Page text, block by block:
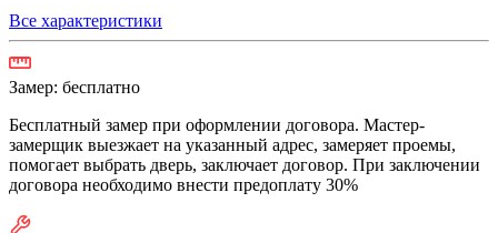
Все характеристики
Замер: бесплатно
Бесплатный замер при оформлении договора. Мастер-
замерщик выезжает на указанный адрес, замеряет проемы,
помогает выбрать дверь, заключает договор. При заключении
договора необходимо внести предоплату 30%